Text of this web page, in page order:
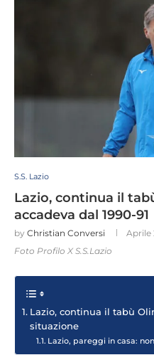
S.S. Lazio
Lazio, continua il
accadeva dal 1990-91
by Christian Conversi Aprile
Foto Profilo X S.S.Lazio
Lazio, continua il tabù
situazione
Lazio, pareggi in casa: